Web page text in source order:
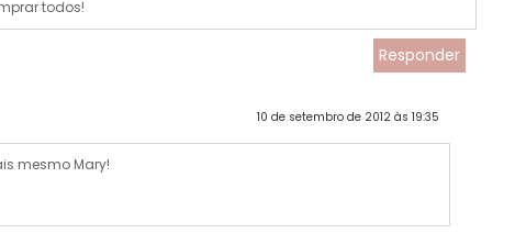
todos!
Responder
10 de setembro de 2012 às 19:35
mesmo Mary!